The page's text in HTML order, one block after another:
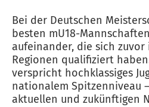
Bei der Deutschen
besten mU18-
aufeinander, die sich
Regionen qualifiziert
verspricht hochklassiges
nationalem Spitzenniveau
aktuellen und zukünftigen